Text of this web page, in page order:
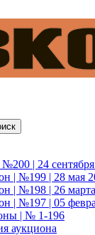
| 24
| №199 | 28 мая
| №198 | 26
| №197 | 05
| № 1-196
аукциона